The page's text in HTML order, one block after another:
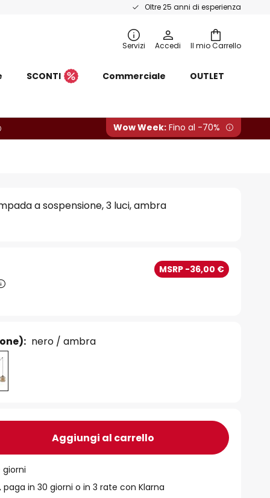
Oltre 25 anni di esperienza
Il mio Carrello
Servizi Accedi
SCONTI Commerciale OUTLET
Wow Week: Fino al -70%
a sospensione, 3 luci, ambra
MSRP -36,00 €
nero / ambra
Aggiungi al carrello
giorni
paga in 30 giorni o in 3 rate con Klarna